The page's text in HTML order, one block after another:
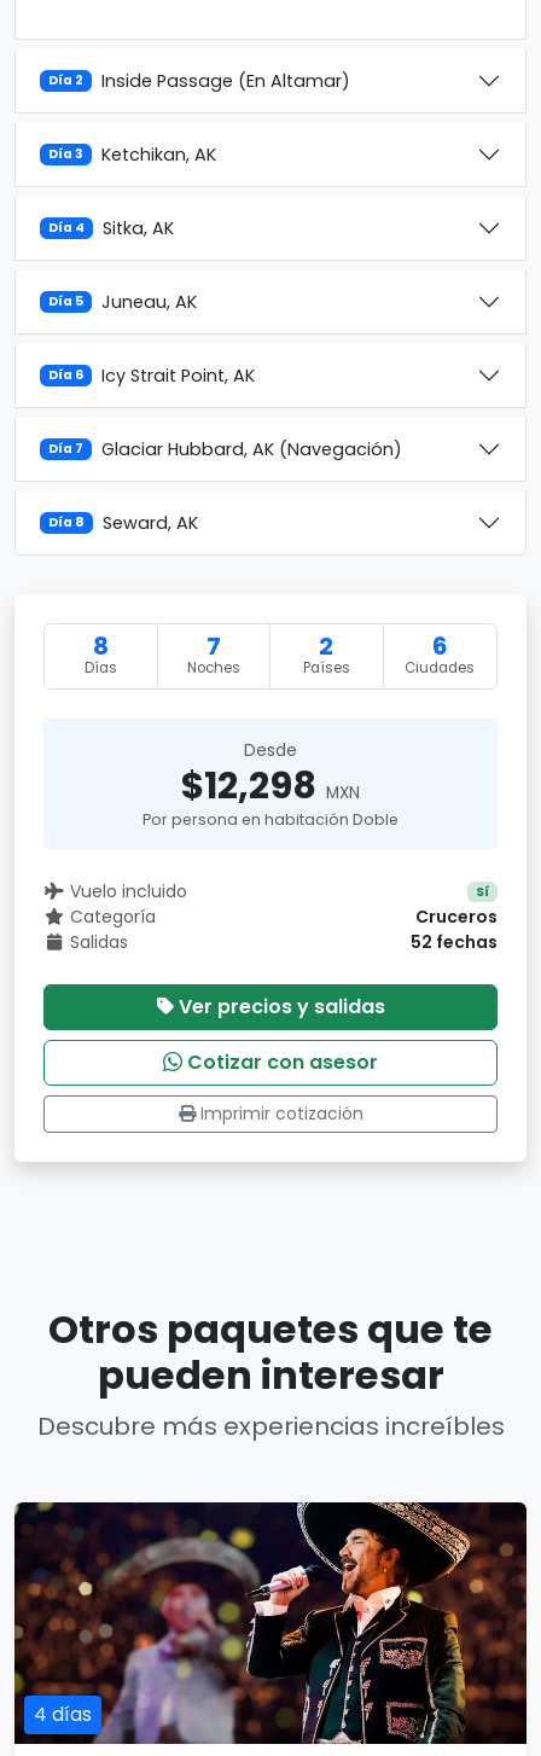
Día 2 Inside Passage (En Altamar)
Día 3 Ketchikan, AK
Día 4 Sitka, AK
Día 5 Juneau, AK
Día 6 Icy Strait Point, AK
Día 7 Glaciar Hubbard, AK (Navegación)
Día 8 Seward, AK
8
Días
7
Noches
2
Países
6
Ciudades
Desde
$12,298 MXN
Por persona en habitación Doble
Vuelo incluido Sí
Categoría
Cruceros
Salidas
52 fechas
Ver precios y salidas
Cotizar con asesor
Imprimir cotización
Otros paquetes que te
pueden interesar
Descubre más experiencias increíbles
4 días